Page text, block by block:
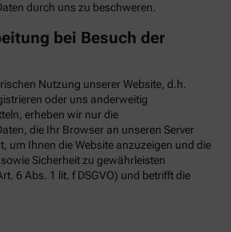
durch uns zu beschweren.
bei Besuch der
Nutzung unserer Website, d.h.
oder uns anderweitig
erheben wir nur die
die Ihr Browser an unseren Server
um Ihnen die Website anzuzeigen und die
Sicherheit zu gewährleisten
6 Abs. 1 lit. f DSGVO) und betrifft die